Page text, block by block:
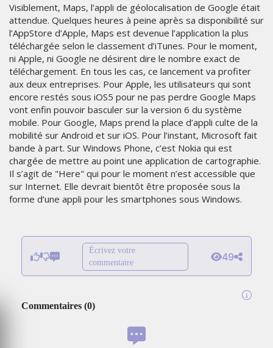
Visiblement, Maps, l’appli de géolocalisation de Google était
attendue. Quelques heures à peine après sa disponibilité sur
l’AppStore d’Apple, Maps est devenue l’application la plus
téléchargée selon le classement d’iTunes. Pour le moment,
ni Apple, ni Google ne désirent dire le nombre exact de
téléchargement. En tous les cas, ce lancement va profiter
aux deux entreprises. Pour Apple, les utilisateurs qui sont
encore restés sous iOS5 pour ne pas perdre Google Maps
vont enfin pouvoir basculer sur la version 6 du système
mobile. Pour Google, Maps prend la place d’appli culte de la
mobilité sur Android et sur iOS. Pour l’instant, Microsoft fait
bande à part. Sur Windows Phone, c’est Nokia qui est
chargée de mettre au point une application de cartographie.
Il s’agit de "Here" qui pour le moment n’est accessible que
sur Internet. Elle devrait bientôt être proposée sous la
forme d’une appli pour les smartphones sous Windows.
Écrivez votre
commentaire
49
Commentaires (0)